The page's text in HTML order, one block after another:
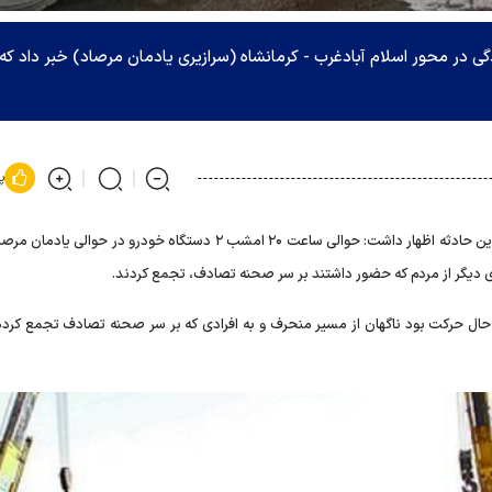
در محور اسلام آبادغرب - کرمانشاه (سرازیری یادمان مرصاد) خبر داد که
سرهنگ محمد حیدری در تشریح وقوع این حادثه اظهار داشت: حوالی ساعت ۲۰ امشب ۲ دستگاه خودرو در
دیگر از مردم که حضور داشتند بر سر صحنه تصادف، تجمع کردند.
حرکت بود ناگهان از مسیر منحرف و به افرادی که بر سر صحنه تصادف تجمع